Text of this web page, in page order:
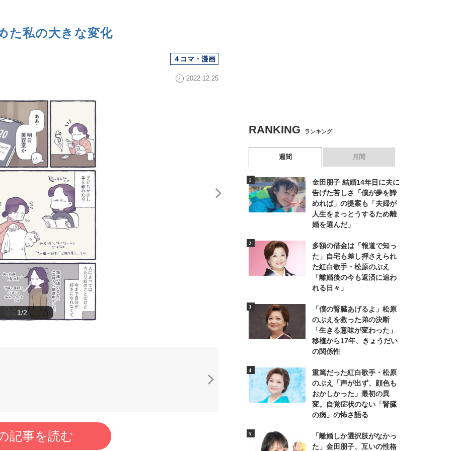
た私の大きな変化
４コマ・漫画
2022.12.25
1/2
記事を読む
RANKING ランキング
週間 月間
金田朋子 結婚14年目に夫に
告げた苦しさ「僕が夢を諦
めれば」の提案も「夫婦が
人生をまっとうするため離
婚を選んだ」
多額の借金は「報道で知っ
た」自宅も差し押さえられ
た紅白歌手・松原のぶえ
「離婚後の今も返済に追わ
れる日々」
「僕の腎臓あげるよ」松原
のぶえを救った弟の決断
「生きる意味が変わった」
移植から17年、きょうだい
の関係性
重篤だった紅白歌手・松原
のぶえ「声が出ず、顔色も
おかしかった」最初の異
変。自覚症状のない「腎臓
の病」の怖さ語る
「離婚しか選択肢がなかっ
た」金田朋子、互いの性格